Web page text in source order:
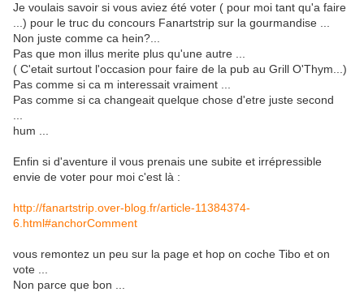
Je voulais savoir si vous aviez été voter ( pour moi tant qu'a faire
...) pour le truc du concours Fanartstrip sur la gourmandise ...
Non juste comme ca hein?...
Pas que mon illus merite plus qu'une autre ...
( C'etait surtout l'occasion pour faire de la pub au Grill O'Thym...)
Pas comme si ca m interessait vraiment ...
Pas comme si ca changeait quelque chose d'etre juste second
hum ...
Enfin si d'aventure il vous prenais une subite et irrépressible
envie de voter pour moi c'est là :
http://fanartstrip.over-blog.fr/article-11384374-
6.html#anchorComment
vous remontez un peu sur la page et hop on coche Tibo et on
vote ...
Non parce que bon ...